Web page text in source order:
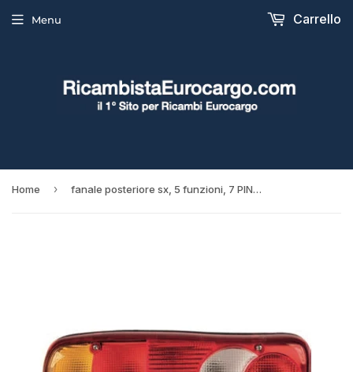
Menu Carrello
Home › fanale posteriore sx, 5 funzioni, 7 PIN, c/luce targa, guida sx iveco eurocargo - 5801426912